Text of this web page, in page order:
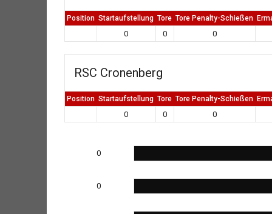
Position Startaufstellung Tore Tore Penalty-Schießen
0 0 0
RSC Cronenberg
Position Startaufstellung Tore Tore Penalty-Schießen
0 0 0
0
0